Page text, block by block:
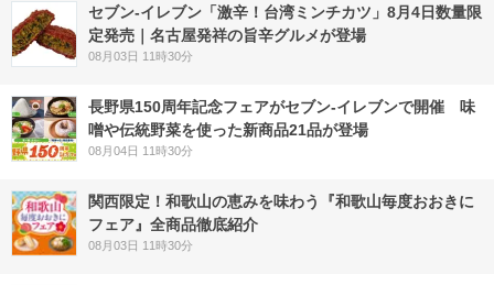
セブン-イレブン「激辛！台湾ミンチカツ」8月4日数量限
定発売｜名古屋発祥の旨辛グルメが登場
08月03日 11時30分
長野県150周年記念フェアがセブン-イレブンで開催 味
噌や伝統野菜を使った新商品21品が登場
08月04日 11時30分
関西限定！和歌山の恵みを味わう『和歌山毎度おおきに
フェア』全商品徹底紹介
08月03日 11時30分